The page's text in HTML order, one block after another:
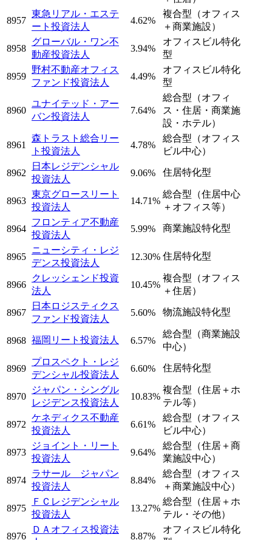
8957
東急リアル・エステ
ート投資法人
4.62%
複合型（オフィス
＋商業施設）
8958
グローバル・ワン不
動産投資法人
3.94%
オフィスビル特化
型
8959
野村不動産オフィス
ファンド投資法人
4.49%
オフィスビル特化
型
8960
ユナイテッド・アー
バン投資法人
7.64%
総合型（オフィ
ス・住居・商業施
設・ホテル）
8961
森トラスト総合リー
ト投資法人
4.78%
総合型（オフィス
ビル中心）
8962
日本レジデンシャル
投資法人
9.06% 住居特化型
8963
東京グロースリート
投資法人
14.71%
総合型（住居中心
＋オフィス等）
8964
フロンティア不動産
投資法人
5.99% 商業施設特化型
8965
ニューシティ・レジ
デンス投資法人
12.30% 住居特化型
8966
クレッシェンド投資
法人
10.45%
複合型（オフィス
＋住居）
8967
日本ロジスティクス
ファンド投資法人
5.60% 物流施設特化型
8968 福岡リート投資法人 6.57%
総合型（商業施設
中心）
8969
プロスペクト・レジ
デンシャル投資法人
6.60% 住居特化型
8970
ジャパン・シングル
レジデンス投資法人
10.83%
複合型（住居＋ホ
テル等）
8972
ケネディクス不動産
投資法人
6.61%
総合型（オフィス
ビル中心）
8973
ジョイント・リート
投資法人
9.64%
総合型（住居＋商
業施設中心）
8974
ラサール ジャパン
投資法人
8.84%
総合型（オフィス
＋商業施設中心）
8975
ＦＣレジデンシャル
投資法人
13.27%
総合型（住居＋ホ
テル・その他）
8976
ＤＡオフィス投資法
8.87%
オフィスビル特化